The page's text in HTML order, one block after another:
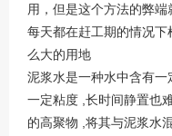
用，但是这个方法的弊
每天都在赶工期的情况
么大的用地
泥浆水是一种水中含有
一定粘度 ,长时间静置也
的高聚物 ,将其与泥浆水